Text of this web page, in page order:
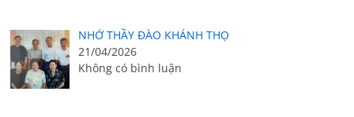
NHỚ THẦY ĐÀO KHÁNH THỌ
21/04/2026
Không có bình luận